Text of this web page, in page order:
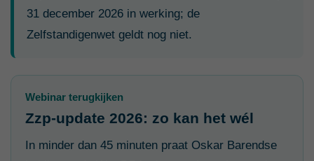
31 december 2026 in werking; de
Zelfstandigenwet geldt nog niet.
Webinar terugkijken
Zzp-update 2026: zo kan het wél
In minder dan 45 minuten praat Oskar Barendse